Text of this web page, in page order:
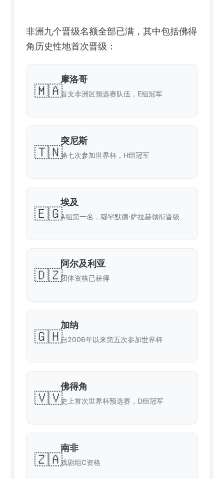
非洲九个晋级名额全部已满，其中包括佛得
角历史性地首次晋级：
🇲🇦
摩洛哥
首支非洲区预选赛队伍，E组冠军
🇹🇳
突尼斯
第七次参加世界杯，H组冠军
🇪🇬
埃及
A组第一名，穆罕默德·萨拉赫领衔晋级
🇩🇿
阿尔及利亚
团体资格已获得
🇬🇭
加纳
自2006年以来第五次参加世界杯
🇻🇻
佛得角
史上首次世界杯预选赛，D组冠军
🇿🇦
南非
戏剧组C资格